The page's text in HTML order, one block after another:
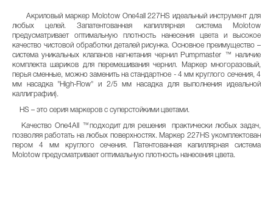
Акриловый маркер Molotow One4all 227HS идеальный инструмент для
любых целей. Запатентованная капиллярная система Molotow
предусматривает оптимальную плотность нанесения цвета и высокое
качество чистовой обработки деталей рисунка. Основное преимущество –
система уникальных клапанов нагнетания чернил Pumpmaster ™ наличие
комплекта шариков для перемешивания чернил. Маркер многоразовый,
перья сменные, можно заменить на стандартное - 4 мм круглого сечения, 4
мм насадка "High-Flow" и 2/5 мм насадка для выполнения идеальной
каллиграфии).
HS – это серия маркеров с суперстойкими цветами.
Качество One4All ™подходит для решения практически любых задач,
позволяя работать на любых поверхностях. Маркер 227HS укомплектован
пером 4 мм круглого сечения. Патентованная капиллярная система
Molotow предусматривает оптимальную плотность нанесения цвета.